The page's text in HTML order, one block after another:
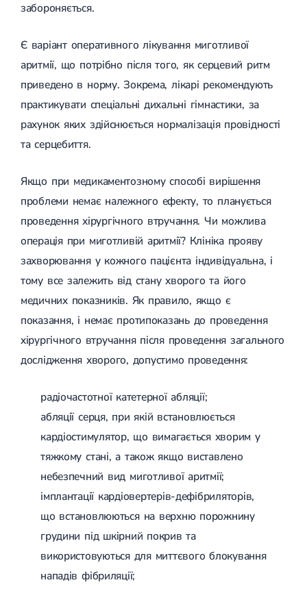
забороняється.
Є варіант оперативного лікування миготливої ​​
аритмії, що потрібно після того, як серцевий ритм
приведено в норму. Зокрема, лікарі рекомендують
практикувати спеціальні дихальні гімнастики, за
рахунок яких здійснюється нормалізація провідності
та серцебиття.
Якщо при медикаментозному способі вирішення
проблеми немає належного ефекту, то планується
проведення хірургічного втручання. Чи можлива
операція при миготливій аритмії? Клініка прояву
захворювання у кожного пацієнта індивідуальна, і
тому все залежить від стану хворого та його
медичних показників. Як правило, якщо є
показання, і немає протипоказань до проведення
хірургічного втручання після проведення загального
дослідження хворого, допустимо проведення:
радіочастотної катетерної абляції;
абляції серця, при якій встановлюється
кардіостимулятор, що вимагається хворим у
тяжкому стані, а також якщо виставлено
небезпечний вид миготливої ​​аритмії;
імплантації кардіовертерів-дефібриляторів,
що встановлюються на верхню порожнину
грудини під шкірний покрив та
використовуються для миттєвого блокування
нападів фібриляції;